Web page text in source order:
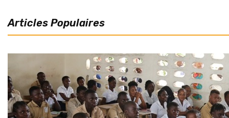
Articles Populaires